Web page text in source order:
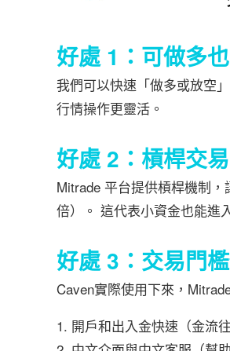
好處 1：可做多
我們可以快速「做多或放空
行情操作更靈活。
好處 2：槓桿交
Mitrade 平台提供槓桿機制
倍）。 這代表小資金也能進
好處 3：交易門
Caven實際使用下來，
開戶和出入金快速（金流